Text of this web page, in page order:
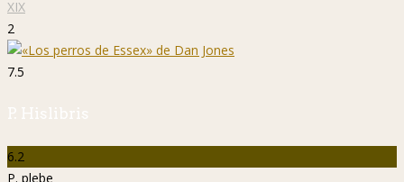
XIX
2
7.5
P. Hislibris
6.2
P. plebe